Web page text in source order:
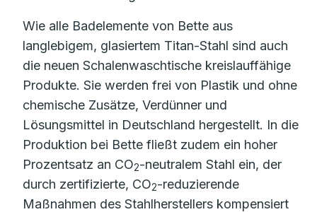
Wie alle Badelemente von Bette aus
langlebigem, glasiertem Titan-Stahl sind auch
die neuen Schalenwaschtische kreislauffähige
Produkte. Sie werden frei von Plastik und ohne
chemische Zusätze, Verdünner und
Lösungsmittel in Deutschland hergestellt. In die
Produktion bei Bette fließt zudem ein hoher
Prozentsatz an CO2-neutralem Stahl ein, der
durch zertifizierte, CO2-reduzierende
Maßnahmen des Stahlherstellers kompensiert